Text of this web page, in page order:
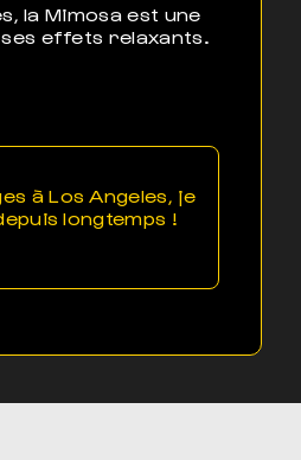
la Mimosa est une
effets relaxants.
à Los Angeles, je
longtemps !